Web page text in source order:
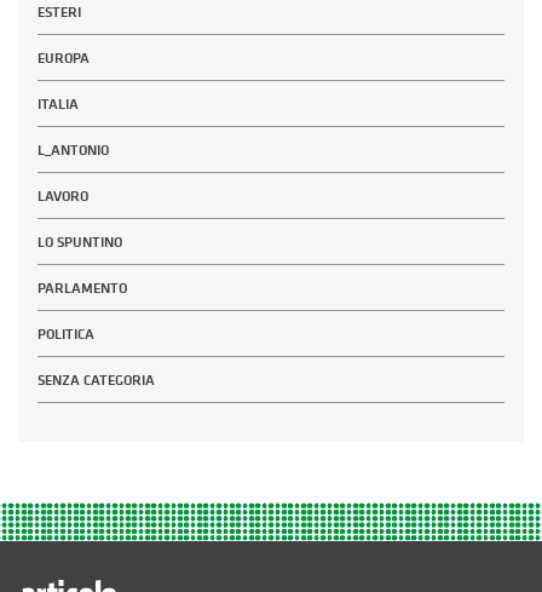
ESTERI
EUROPA
ITALIA
L_ANTONIO
LAVORO
LO SPUNTINO
PARLAMENTO
POLITICA
SENZA CATEGORIA